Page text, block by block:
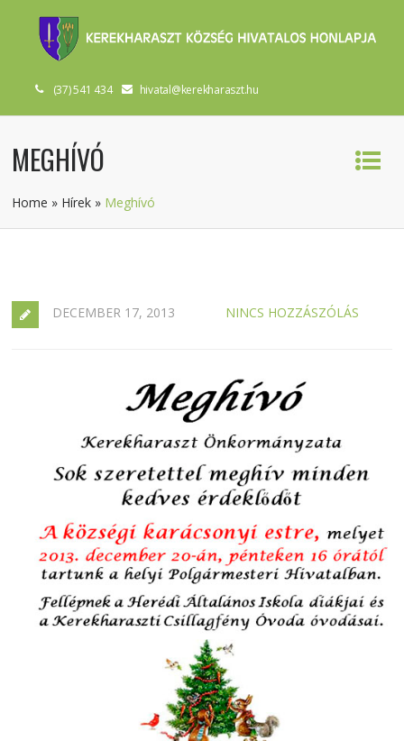
(37) 541 434 hivatal@kerekharaszt.hu
MEGHÍVÓ
Home » Hírek » Meghívó
DECEMBER 17, 2013 NINCS HOZZÁSZÓLÁS